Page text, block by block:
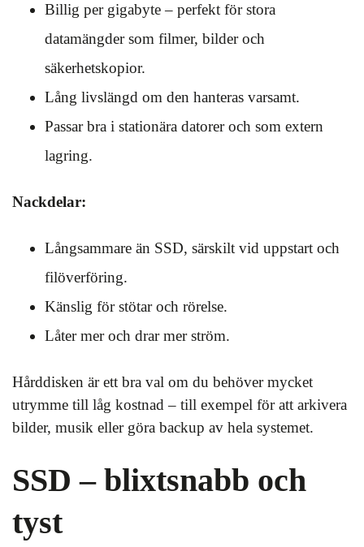
Billig per gigabyte – perfekt för stora
datamängder som filmer, bilder och
säkerhetskopior.
Lång livslängd om den hanteras varsamt.
Passar bra i stationära datorer och som extern
lagring.
Nackdelar:
Långsammare än SSD, särskilt vid uppstart och
filöverföring.
Känslig för stötar och rörelse.
Låter mer och drar mer ström.
Hårddisken är ett bra val om du behöver mycket
utrymme till låg kostnad – till exempel för att arkivera
bilder, musik eller göra backup av hela systemet.
SSD – blixtsnabb och
tyst